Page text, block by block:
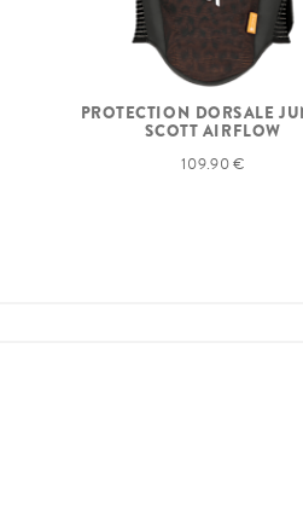
PROTECTION DORSALE
SCOTT AIRFLOW
109.90 €